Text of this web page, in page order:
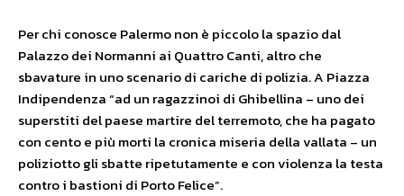
Per chi conosce Palermo non è piccolo la spazio dal
Palazzo dei Normanni ai Quattro Canti, altro che
sbavature in uno scenario di cariche di polizia. A Piazza
Indipendenza “ad un ragazzinoi di Ghibellina – uno dei
superstiti del paese martire del terremoto, che ha pagato
con cento e più morti la cronica miseria della vallata – un
poliziotto gli sbatte ripetutamente e con violenza la testa
contro i bastioni di Porto Felice”.